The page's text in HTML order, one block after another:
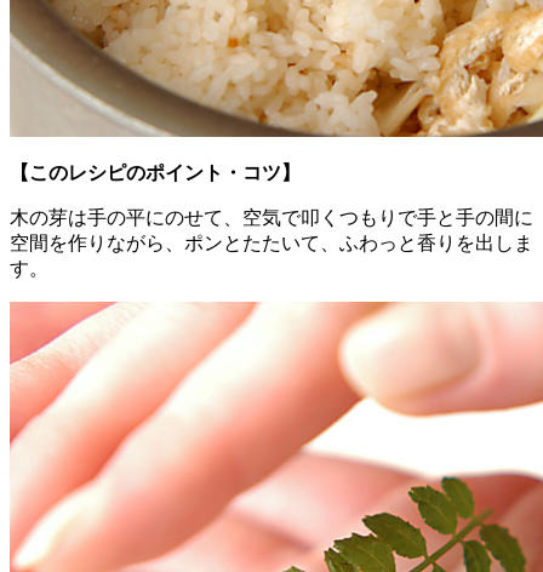
【このレシピのポイント・コツ】
木の芽は手の平にのせて、空気で叩くつもりで手と手の間に
空間を作りながら、ポンとたたいて、ふわっと香りを出しま
す。